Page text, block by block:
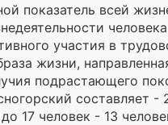
показатель всей
участия в
жизни,
подрастающего
составляет
17 человек - 13